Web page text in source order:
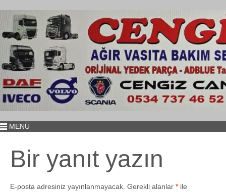
MENÜ
Bir yanıt yazın
E-posta adresiniz yayınlanmayacak. Gerekli alanlar *ile